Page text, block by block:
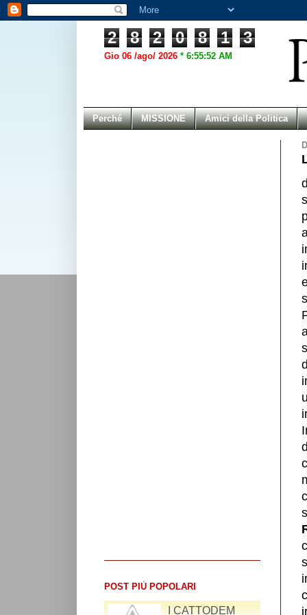
2 8 2 0 8 1 3
Gio 06 /ago/ 2026 * 6:55:52 AM
Perché MISSIONE Amici della Politica
POST PIÙ POPOLARI
I CATTODEM